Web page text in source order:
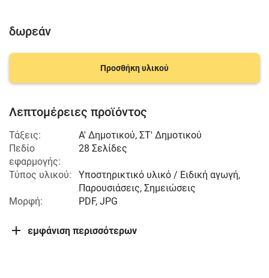
δωρεάν
Προσθήκη υλικού
Λεπτομέρειες προϊόντος
Τάξεις: Α' Δημοτικού, ΣΤ' Δημοτικού
Πεδίο
εφαρμογής:
28 Σελίδες
Τύπος υλικού:
Υποστηρικτικό υλικό / Ειδική αγωγή,
Παρουσιάσεις, Σημειώσεις
Μορφή:
PDF, JPG
εμφάνιση περισσότερων